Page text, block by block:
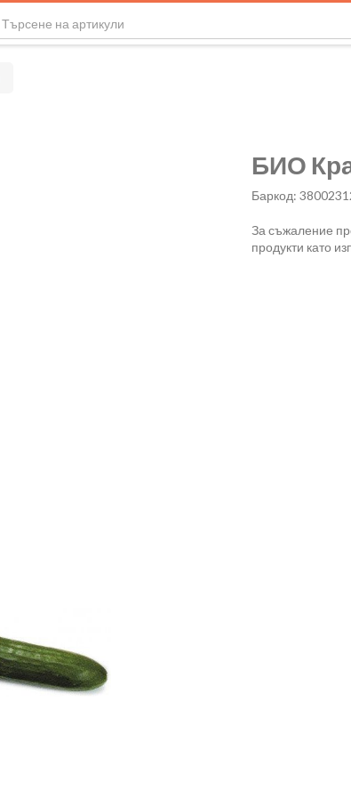
БИО
Баркод:
За съжаление
продукти като